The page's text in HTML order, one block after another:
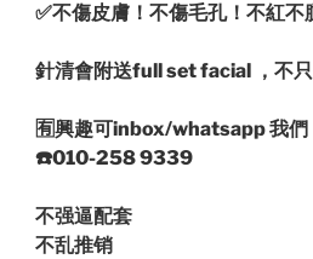
✅不傷皮膚！不傷毛孔！不紅不
針清會附送full set facial ，不
🈶️興趣可inbox/whatsapp 我們
☎️010-258 9339
不强逼配套
不乱推销